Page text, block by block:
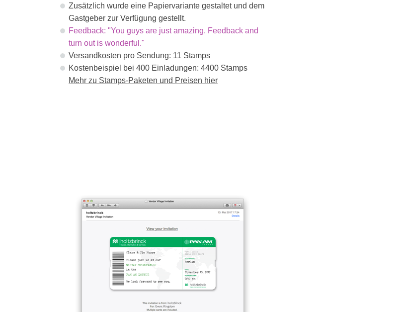
Zusätzlich wurde eine Papiervariante gestaltet und dem
Gastgeber zur Verfügung gestellt.
Feedback: "You guys are just amazing. Feedback and
turn out is wonderful."
Versandkosten pro Sendung: 11 Stamps
Kostenbeispiel bei 400 Einladungen: 4400 Stamps
Mehr zu Stamps-Paketen und Preisen hier